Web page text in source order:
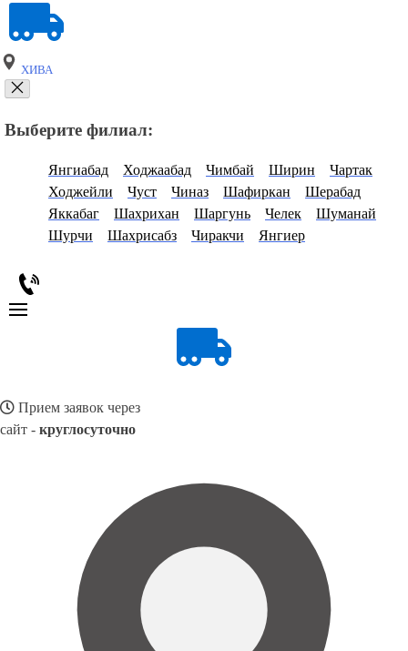
ХИВА
Выберите филиал:
Янгиабад Ходжаабад Чимбай Ширин
Чартак
Ходжейли
Чуст Чиназ Шафиркан
Шерабад
Яккабаг
Шахрихан Шаргунь Челек
Шуманай
Шурчи
Шахрисабз Чиракчи Янгиер
Прием заявок через
сайт - круглосуточно